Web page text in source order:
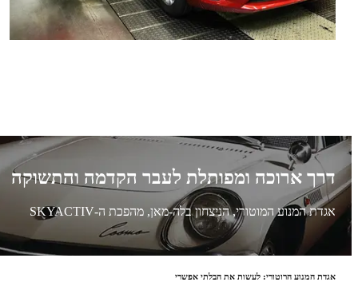
דרך ארוכה ומפותלת לעבר הקדמה והתשוקה
אגדת המנוע המוטורי, הניצחון בלה-מאן, מהפכת ה-SKYACTIV
אגדת המנוע הרוטורי: לעשות את הבלתי אפשרי